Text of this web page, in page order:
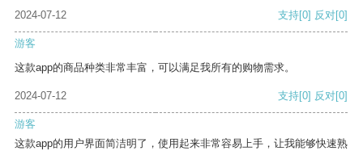
2024-07-12 支持[0] 反对[0]
游客
这款app的商品种类非常丰富，可以满足我所有的购物需求。
2024-07-12 支持[0] 反对[0]
游客
这款app的用户界面简洁明了，使用起来非常容易上手，让我能够快速熟